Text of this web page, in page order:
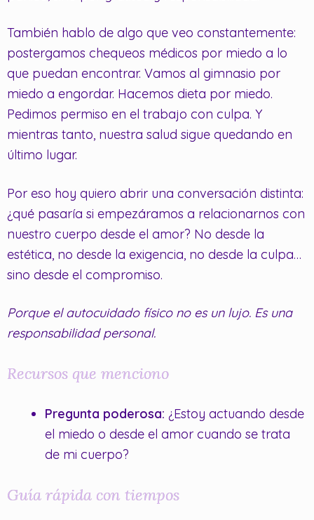
También hablo de algo que veo constantemente:
postergamos chequeos médicos por miedo a lo
que puedan encontrar. Vamos al gimnasio por
miedo a engordar. Hacemos dieta por miedo.
Pedimos permiso en el trabajo con culpa. Y
mientras tanto, nuestra salud sigue quedando en
último lugar.
Por eso hoy quiero abrir una conversación distinta:
¿qué pasaría si empezáramos a relacionarnos con
nuestro cuerpo desde el amor? No desde la
estética, no desde la exigencia, no desde la culpa…
sino desde el compromiso.
Porque el autocuidado físico no es un lujo. Es una
responsabilidad personal.
Recursos que menciono
Pregunta poderosa: ¿Estoy actuando desde
el miedo o desde el amor cuando se trata
de mi cuerpo?
Guía rápida con tiempos